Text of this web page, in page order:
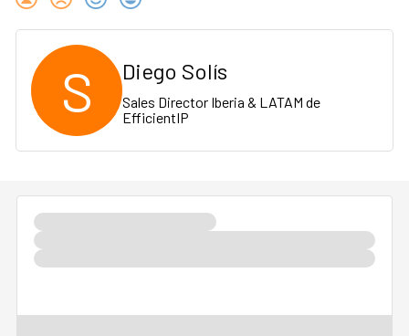
S Diego Solís
Sales Director Iberia & LATAM de
EfficientIP